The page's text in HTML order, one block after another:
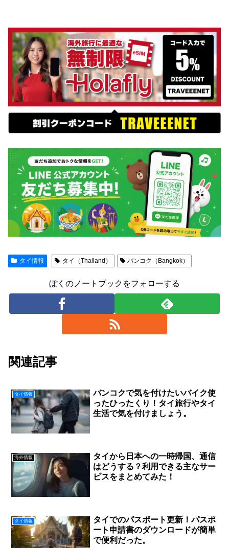
タイ情報 タイ（Thailand） バンコク（Bangkok）
ぼくのノートブックをフォローする
関連記事
タイ情報
バンコクで気を付けたいバイク使
ったひったくり！タイ旅行やタイ
生活で気を付けましょう。
海外情報
タイから日本への一時帰国、通信
はどうする？利用できる主なサー
ビスをまとめてみた！
タイ情報
タイでのパスポート更新！パスポ
ート申請書のダウンロードが簡単
で便利だった。